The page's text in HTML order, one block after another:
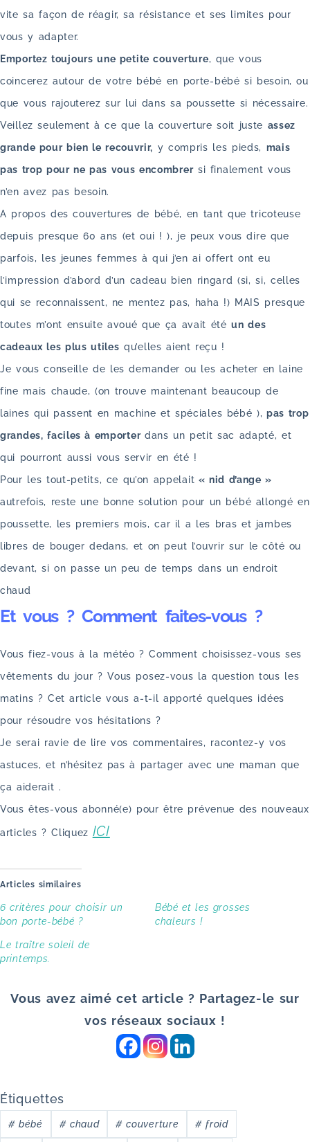
vite sa façon de réagir, sa résistance et ses limites pour
vous y adapter.
Emportez toujours une petite couverture, que vous
coincerez autour de votre bébé en porte-bébé si besoin, ou
que vous rajouterez sur lui dans sa poussette si nécessaire.
Veillez seulement à ce que la couverture soit juste assez
grande pour bien le recouvrir, y compris les pieds, mais
pas trop pour ne pas vous encombrersi finalement vous
n’en avez pas besoin.
A propos des couvertures de bébé, en tant que tricoteuse
depuis presque 60 ans (et oui ! ), je peux vous dire que
parfois, les jeunes femmes à qui j’en ai offert ont eu
l’impression d’abord d’un cadeau bien ringard (si, si, celles
qui se reconnaissent, ne mentez pas, haha !) MAIS presque
toutes m’ont ensuite avoué que ça avait étéun des
cadeaux les plus utiles qu’elles aient reçu !
Je vous conseille de les demander ou les acheter en laine
fine mais chaude, (on trouve maintenant beaucoup de
laines qui passent en machine et spéciales bébé ), pas trop
grandes, faciles à emporter dans un petit sac adapté, et
qui pourront aussi vous servir en été !
Pour les tout-petits, ce qu’on appelait « nid d’ange »
autrefois, reste une bonne solution pour un bébé allongé en
poussette, les premiers mois, car il a les bras et jambes
libres de bouger dedans, et on peut l’ouvrir sur le côté ou
devant, si on passe un peu de temps dans un endroit
chaud
Et vous ? Comment faites-vous ?
Vous fiez-vous à la météo ? Comment choisissez-vous ses
vêtements du jour ? Vous posez-vous la question tous les
matins ? Cet article vous a-t-il apporté quelques idées
pour résoudre vos hésitations ?
Je serai ravie de lire vos commentaires, racontez-y vos
astuces, et n’hésitez pas à partager avec une maman que
ça aiderait .
Vous êtes-vous abonné(e) pour être prévenue des nouveaux
articles ? Cliquez ICI
Articles similaires
6 critères pour choisir un
bon porte-bébé ?
Bébé et les grosses
chaleurs !
Le traître soleil de
printemps.
Vous avez aimé cet article ? Partagez-le sur
vos réseaux sociaux !
Étiquettes
#bébé #chaud #couverture #froid